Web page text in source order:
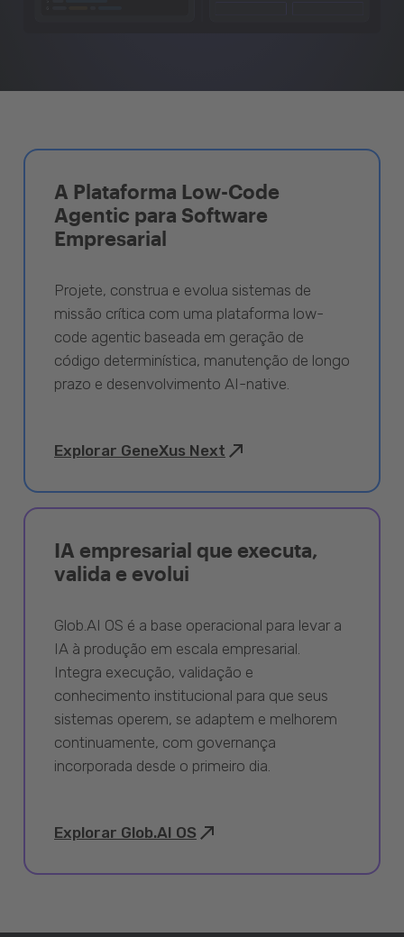
A Plataforma Low-Code
Agentic para Software
Empresarial
Projete, construa e evolua sistemas de
missão crítica com uma plataforma low-
code agentic baseada em geração de
código determinística, manutenção de longo
prazo e desenvolvimento AI-native.
Explorar GeneXus Next
IA empresarial que executa,
valida e evolui
Glob.AI OS é a base operacional para levar a
IA à produção em escala empresarial.
Integra execução, validação e
conhecimento institucional para que seus
sistemas operem, se adaptem e melhorem
continuamente, com governança
incorporada desde o primeiro dia.
Explorar Glob.AI OS